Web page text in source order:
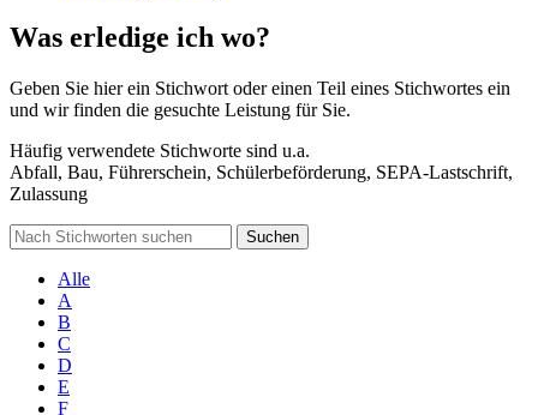
Was erledige ich wo?
Geben Sie hier ein Stichwort oder einen Teil eines Stichwortes ein
und wir finden die gesuchte Leistung für Sie.
Häufig verwendete Stichworte sind u.a.
Abfall, Bau, Führerschein, Schülerbeförderung, SEPA-Lastschrift,
Zulassung
Suchen
Alle
A
B
C
D
E
F